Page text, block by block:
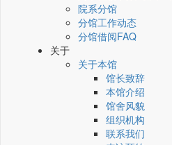
院系分馆
分馆工作动态
分馆借阅FAQ
关于
关于本馆
馆长致辞
本馆介绍
馆舍风貌
组织机构
联系我们